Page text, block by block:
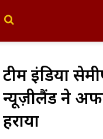
टीम इंडिया
न्यूज़ीलैंड ने
हराया